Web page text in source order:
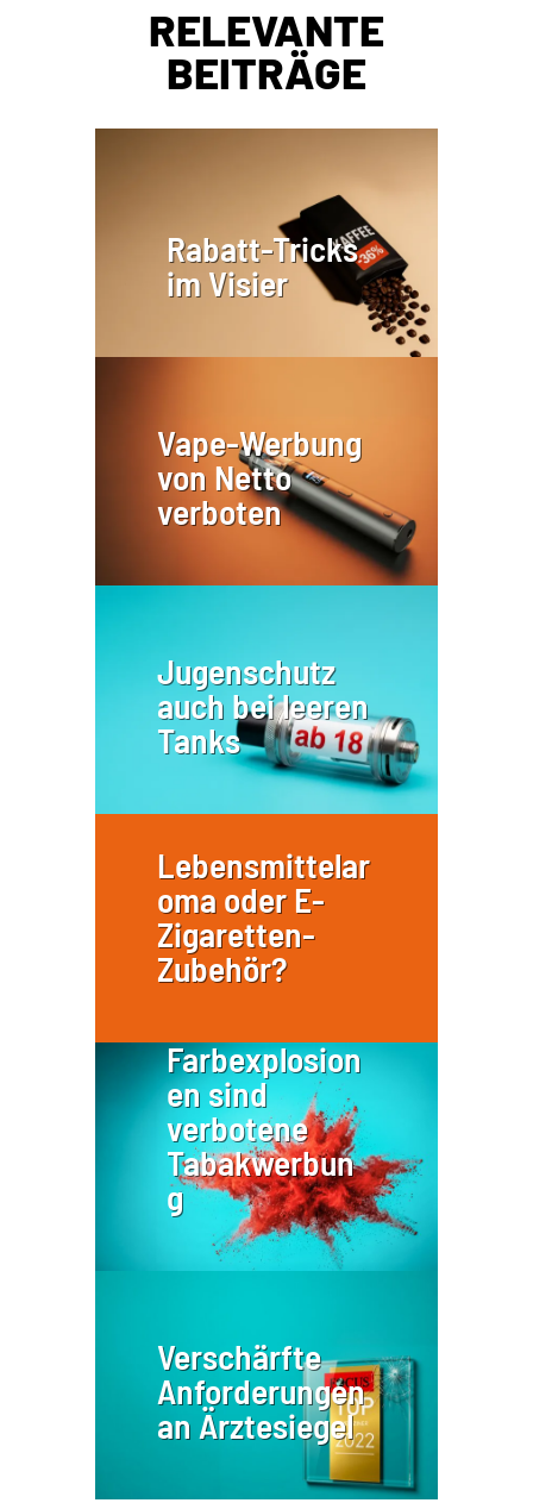
RELEVANTE
BEITRÄGE
Rabatt-Tricks
im Visier
Vape-Werbung
von Netto
verboten
Jugenschutz
auch bei leeren
Tanks
Lebensmittelar
oma oder E-
Zigaretten-
Zubehör?
Farbexplosion
en sind
verbotene
Tabakwerbun
g
Verschärfte
Anforderungen
an Ärztesiegel